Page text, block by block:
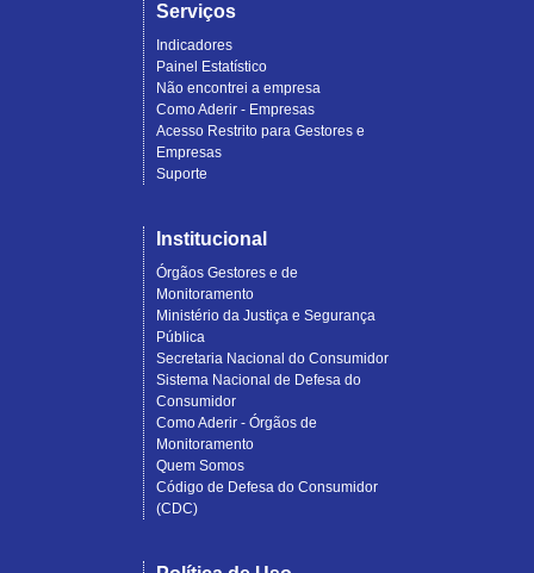
Serviços
Indicadores
Painel Estatístico
Não encontrei a empresa
Como Aderir - Empresas
Acesso Restrito para Gestores e
Empresas
Suporte
Institucional
Órgãos Gestores e de
Monitoramento
Ministério da Justiça e Segurança
Pública
Secretaria Nacional do Consumidor
Sistema Nacional de Defesa do
Consumidor
Como Aderir - Órgãos de
Monitoramento
Quem Somos
Código de Defesa do Consumidor
(CDC)